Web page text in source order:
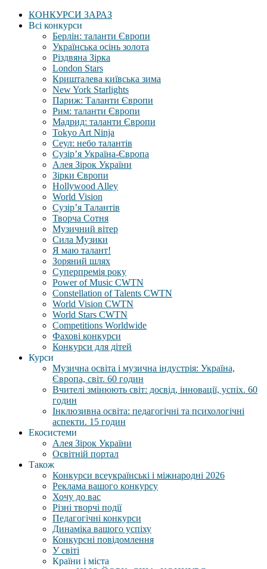
КОНКУРСИ ЗАРАЗ
Всі конкурси
Берлін: таланти Європи
Українська осінь золота
Різдвяна Зірка
London Stars
Кришталева київська зима
New York Starlights
Париж: Таланти Європи
Рим: таланти Європи
Мадрид: таланти Європи
Tokyo Art Ninja
Сеул: небо талантів
Сузір’я Україна-Європа
Алея Зірок України
Зірки Європи
Hollywood Alley
World Vision
Сузір’я Талантів
Творча Сотня
Музичний вітер
Сила Музики
Я маю талант!
Зоряний шлях
Суперпремія року
Power of Music CWTN
Constellation of Talents CWTN
World Vision CWTN
World Stars CWTN
Competitions Worldwide
Фахові конкурси
Конкурси для дітей
Курси
Музична освіта і музична індустрія: Україна,
Європа, світ. 60 годин
Вчителі змінюють світ: досвід, інновації, успіх. 60
годин
Інклюзивна освіта: педагогічні та психологічні
аспекти. 15 годин
Екосистеми
Алея Зірок України
Освітній портал
Також
Конкурси всеукраїнські і міжнародні 2026
Реклама вашого конкурсу
Хочу до вас
Різні творчі події
Педагогічні конкурси
Динаміка вашого успіху
Конкурсні повідомлення
У світі
Країни і міста